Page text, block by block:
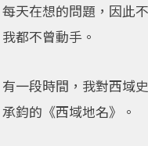
每天在想的問題，因此
我都不曾動手。
有一段時間，我對西域
承鈞的《西域地名》。